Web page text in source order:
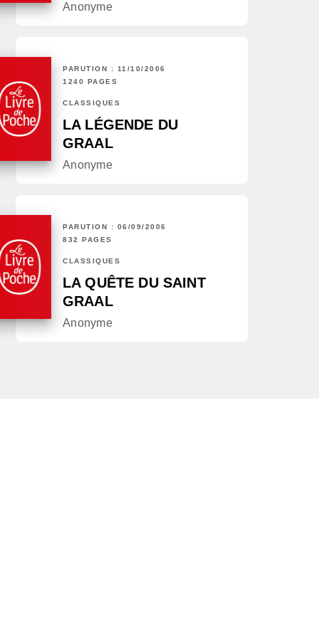
Anonyme
PARUTION : 11/10/2006
1240 PAGES
CLASSIQUES
LA LÉGENDE DU
GRAAL
Anonyme
PARUTION : 06/09/2006
832 PAGES
CLASSIQUES
LA QUÊTE DU SAINT
GRAAL
Anonyme